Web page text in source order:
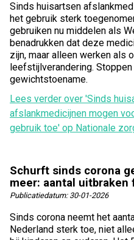
Sinds huisartsen
het gebruik sterk
gebruiken nu middelen als
benadrukken dat deze
zijn, maar alleen werken als
leefstijlverandering.
gewichtstoename.
Lees verder over 'Sinds
afslankmedicijnen mogen
gebruik toe' op Nationale
Schurft sinds corona
meer: aantal uitbraken
Publicatiedatum: 30-01-2026
Sinds corona neemt het
Nederland sterk toe, niet